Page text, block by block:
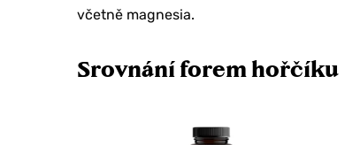
včetně magnesia.
Srovnání forem hořčíku